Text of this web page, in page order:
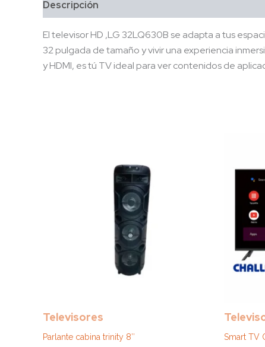
Descripción
El televisor HD ,LG 32LQ630B se adapta a tus
32 pulgada de tamaño y vivir una experiencia
y HDMI, es tú TV ideal para ver contenidos de
Televisores
Parlante cabina trinity 8″ Smart TV